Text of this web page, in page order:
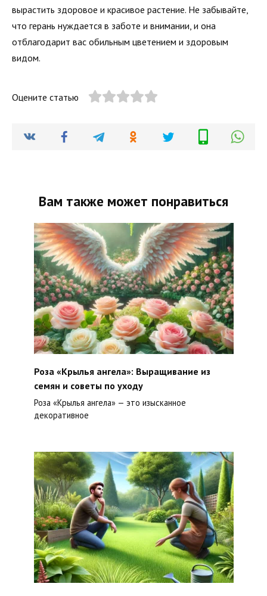
вырастить здоровое и красивое растение. Не забывайте,
что герань нуждается в заботе и внимании, и она
отблагодарит вас обильным цветением и здоровым
видом.
Оцените статью
Вам также может понравиться
Роза «Крылья ангела»: Выращивание из
семян и советы по уходу
Роза «Крылья ангела» — это изысканное
декоративное